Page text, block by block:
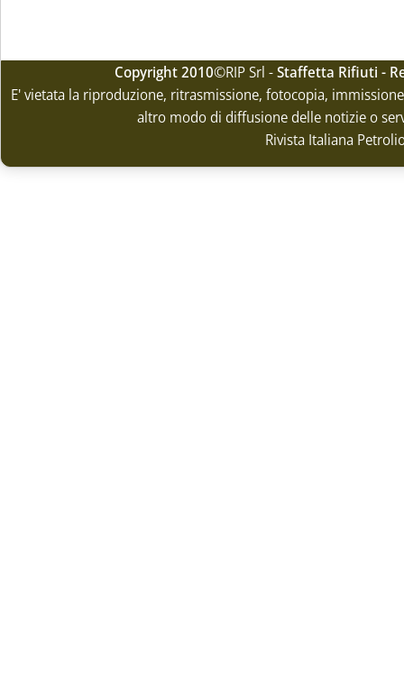
Copyright 2010©RIP Srl -Staffetta Rifiuti -
E' vietata la riproduzione, ritrasmissione, fotocopia,
altro modo di diffusione delle notizie o
Rivista Italiana